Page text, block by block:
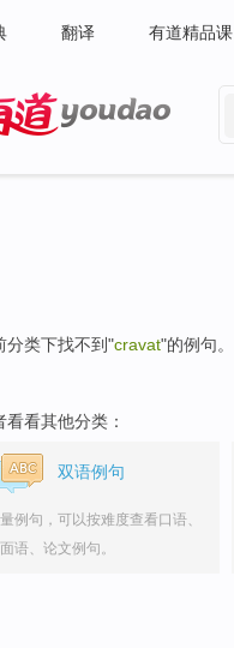
翻译 有道精品课
分类下找不到"cravat"的例句。
看看其他分类：
双语例句
例句，可以按难度查看口语、
语、论文例句。